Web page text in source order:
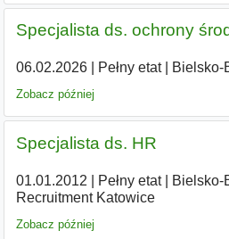
Specjalista ds. ochrony
06.02.2026| Pełny etat| Bielsko-
Zobacz później
Specjalista ds. HR
01.01.2012 Pełny etat| Bielsko-
Recruitment Katowice
Zobacz później